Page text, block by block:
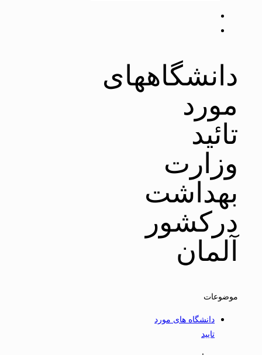
دانشگاههای
مورد
تائید
وزارت
بهداشت
درکشور
آلمان
موضوعات
دانشگاه های مورد
تایید